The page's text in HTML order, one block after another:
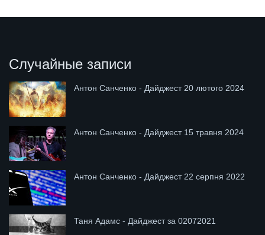
Случайные записи
Антон Санченко - Дайджест 20 лютого 2024
Антон Санченко - Дайджест 15 травня 2024
Антон Санченко - Дайджест 22 серпня 2022
Таня Адамс - Дайджест за 02072021